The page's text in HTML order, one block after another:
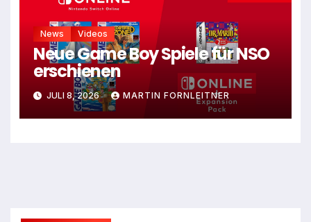
News Videos
Neue Game Boy Spiele für NSO
erschienen
JULI 8, 2026 MARTIN FORNLEITNER